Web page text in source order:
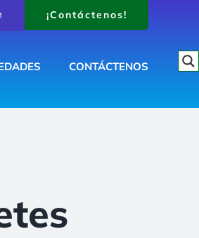
¡Contáctenos!
CONTÁCTENOS